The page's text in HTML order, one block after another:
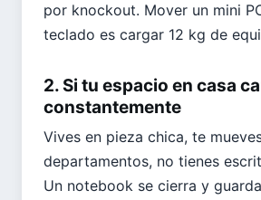
por knockout. Mover un mini
teclado es cargar 12 kg de
2. Si tu espacio en casa
constantemente
Vives en pieza chica, te
departamentos, no tienes
Un notebook se cierra y